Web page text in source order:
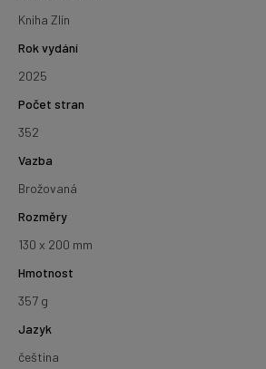
Kniha Zlín
Rok vydání
2025
Počet stran
352
Vazba
Brožovaná
Rozměry
130 x 200 mm
Hmotnost
357 g
Jazyk
čeština